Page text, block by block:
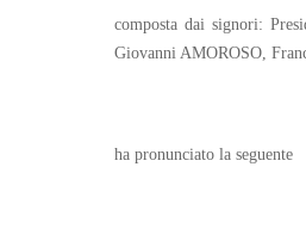
composta dai signori:
Giovanni AMOROSO,
ha pronunciato la seguente